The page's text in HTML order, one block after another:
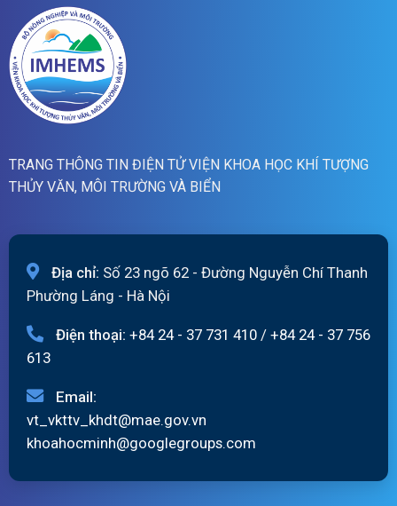
TRANG THÔNG TIN ĐIỆN TỬ VIỆN KHOA HỌC KHÍ TƯỢNG
THỦY VĂN, MÔI TRƯỜNG VÀ BIỂN
Địa chỉ: Số 23 ngõ 62 - Đường Nguyễn Chí Thanh
Phường Láng - Hà Nội
Điện thoại: +84 24 - 37 731 410 / +84 24 - 37 756
613
Email:
vt_vkttv_khdt@mae.gov.vn
khoahocminh@googlegroups.com